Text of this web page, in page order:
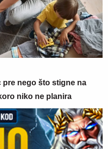
pre nego što stigne na
niko ne planira